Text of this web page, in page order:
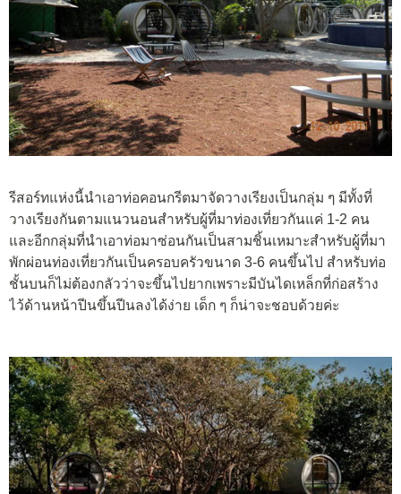
รีสอร์ทแห่งนี้นำเอาท่อคอนกรีตมาจัดวางเรียงเป็นกลุ่ม ๆ มีทั้งที่
วางเรียงกันตามแนวนอนสำหรับผู้ที่มาท่องเที่ยวกันแค่ 1-2 คน
และอีกกลุ่มที่นำเอาท่อมาซ่อนกันเป็นสามชิ้นเหมาะสำหรับผู้ที่มา
พักผ่อนท่องเที่ยวกันเป็นครอบครัวขนาด 3-6 คนขึ้นไป สำหรับท่อ
ชั้นบนก็ไม่ต้องกลัวว่าจะขึ้นไปยากเพราะมีบันไดเหล็กที่ก่อสร้าง
ไว้ด้านหน้าปีนขึ้นปีนลงได้ง่าย เด็ก ๆ ก็น่าจะชอบด้วยค่ะ